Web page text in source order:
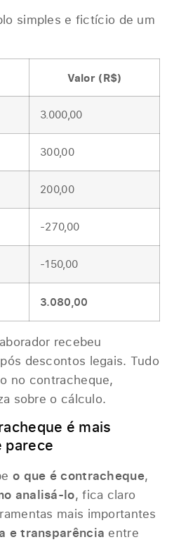
simples e fictício de um
Valor (R$)
3.000,00
300,00
200,00
-270,00
-150,00
3.080,00
recebeu
descontos legais. Tudo
no contracheque,
sobre o cálculo.
é mais
parece
o que é contracheque,
analisá-lo, fica claro
mais importantes
e transparência entre